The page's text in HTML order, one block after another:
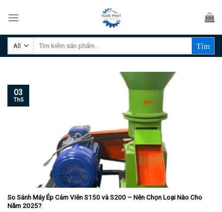
Tìm
So Sánh Máy Ép Cám Viên S150 và S200 – Nên Chọn Loại Nào Cho
Năm 2025?
03
Th5